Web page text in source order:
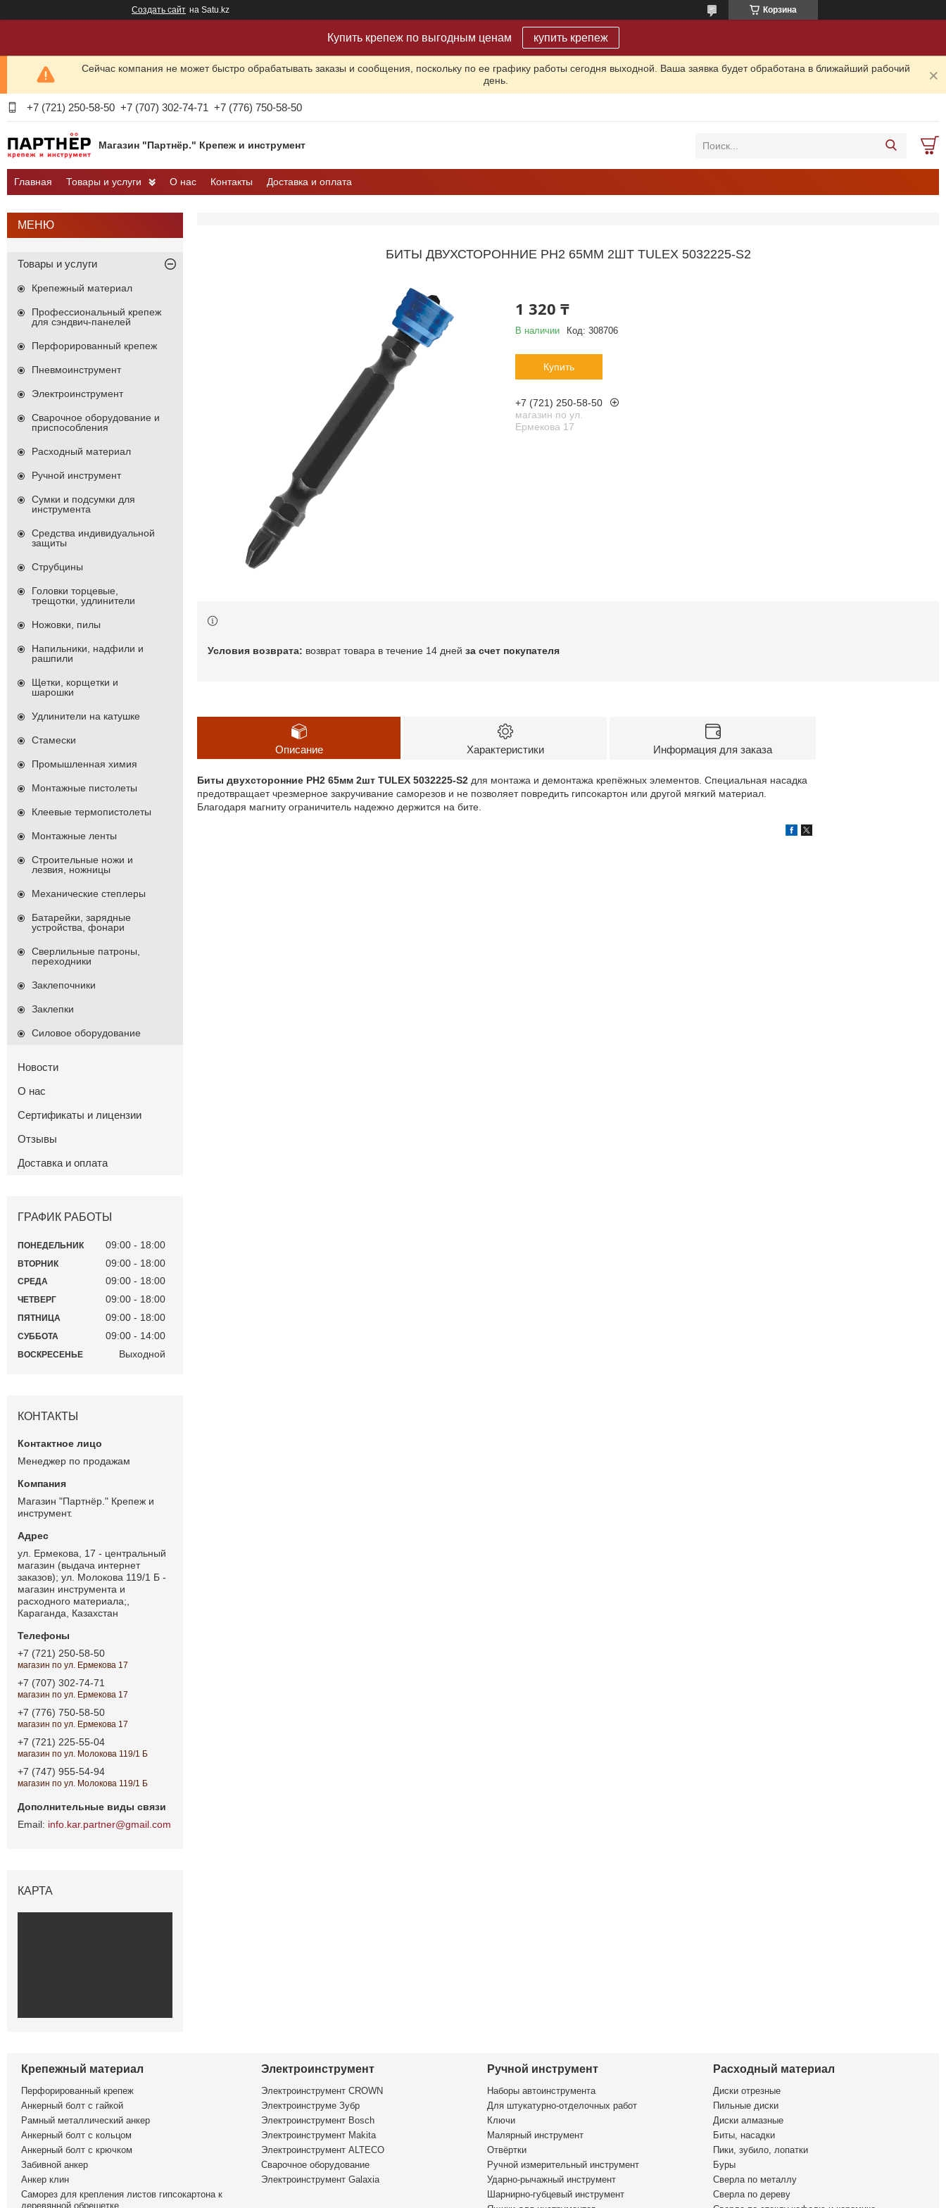
Создать сайт на Satu.kz Корзина
Купить крепеж по выгодным ценам купить крепеж
Сейчас компания не может быстро обрабатывать заказы и сообщения, поскольку по ее графику работы сегодня выходной. Ваша заявка будет обработана в ближайший рабочий
день.
+7 (721) 250-58-50 +7 (707) 302-74-71 +7 (776) 750-58-50
Магазин "Партнёр." Крепеж и инструмент
Главная Товары и услуги О нас Контакты Доставка и оплата
БИТЫ ДВУХСТОРОННИЕ PH2 65ММ 2ШТ TULEX 5032225-S2
1 320 ₸
В наличии Код: 308706
Купить
+7 (721) 250-58-50
магазин по ул.
Ермекова 17
возврат товара в течение 14 дней за счет покупателя
Описание Характеристики Информация для заказа
Биты двухсторонние PH2 65мм 2шт TULEX 5032225-S2 для монтажа и демонтажа крепёжных элементов. Специальная насадка
предотвращает чрезмерное закручивание саморезов и не позволяет повредить гипсокартон или другой мягкий материал.
Благодаря магниту ограничитель надежно держится на бите.
Товары и услуги
Крепежный материал
Профессиональный крепеж
для сэндвич-панелей
Перфорированный крепеж
Пневмоинструмент
Электроинструмент
Сварочное оборудование и
приспособления
Расходный материал
Ручной инструмент
Сумки и подсумки для
инструмента
Средства индивидуальной
защиты
Струбцины
Головки торцевые,
трещотки, удлинители
Ножовки, пилы
Напильники, надфили и
рашпили
Щетки, корщетки и
шарошки
Удлинители на катушке
Стамески
Промышленная химия
Монтажные пистолеты
Клеевые термопистолеты
Монтажные ленты
Строительные ножи и
лезвия, ножницы
Механические степлеры
Батарейки, зарядные
устройства, фонари
Сверлильные патроны,
переходники
Заклепочники
Заклепки
Силовое оборудование
Новости
О нас
Сертификаты и лицензии
Отзывы
Доставка и оплата
ГРАФИК РАБОТЫ
ПОНЕДЕЛЬНИК 09:00 18:00
ВТОРНИК 09:00 18:00
СРЕДА 09:00 18:00
ЧЕТВЕРГ 09:00 18:00
ПЯТНИЦА 09:00 18:00
СУББОТА 09:00 14:00
ВОСКРЕСЕНЬЕ Выходной
КОНТАКТЫ
Менеджер по продажам
Магазин "Партнёр." Крепеж и
инструмент.
ул. Ермекова, 17 - центральный
магазин (выдача интернет
заказов); ул. Молокова 119/1 Б -
магазин инструмента и
расходного материала;,
Караганда, Казахстан
+7 (721) 250-58-50
магазин по ул. Ермекова 17
+7 (707) 302-74-71
магазин по ул. Ермекова 17
+7 (776) 750-58-50
магазин по ул. Ермекова 17
+7 (721) 225-55-04
магазин по ул. Молокова 119/1 Б
+7 (747) 955-54-94
магазин по ул. Молокова 119/1 Б
info.kar.partner@gmail.com
КАРТА
Крепежный материал
Перфорированный крепеж
Анкерный болт с гайкой
Рамный металлический анкер
Анкерный болт с кольцом
Анкерный болт с крючком
Забивной анкер
Анкер клин
Саморез для крепления листов гипсокартона к
деревянной обрешетке
Электроинструмент
Электроинструмент CROWN
Электроинструме Зубр
Электроинструмент Bosch
Электроинструмент Makita
Электроинструмент ALTECO
Сварочное оборудование
Электроинструмент Galaxia
Ручной инструмент
Наборы автоинструмента
Для штукатурно-отделочных работ
Ключи
Малярный инструмент
Отвёртки
Ручной измерительный инструмент
Ударно-рычажный инструмент
Шарнирно-губцевый инструмент
Расходный материал
Диски отрезные
Пильные диски
Диски алмазные
Биты, насадки
Пики, зубило, лопатки
Буры
Сверла по металлу
Сверла по дереву